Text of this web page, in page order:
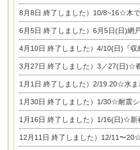
8月8日 終了しました）10/8~16☆木でつくる平屋のお
6月5日 終了しました）6月5日(日)網戸
4月10日 終了しました）4/10(日)『収納がたくさ
3月27日 終了しました）3／27(日)☆春のリフォーム！水まわりLDKリフ
1月1日 終了しました）2/19.20☆水まわり・LDKリフォ
1月30日 終了しました）1/30☆耐震シェルター
1月16日 終了しました）1/16(日)☆新春！増改築リ
12月11日 終了しました）12/11〜20☆冬の大感